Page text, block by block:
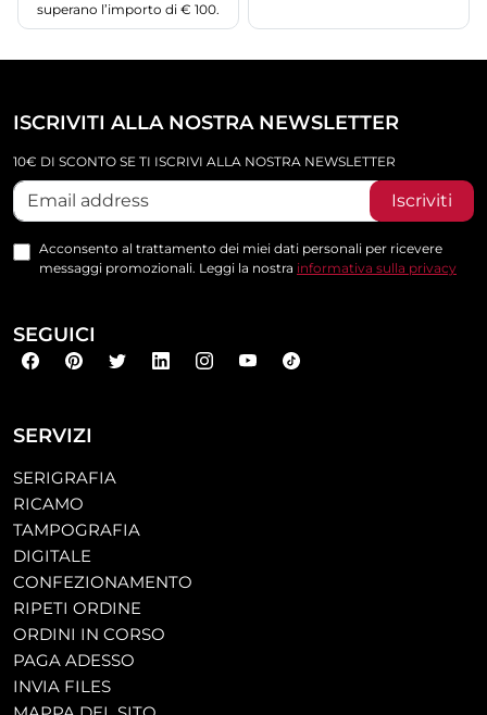
superano l’importo di € 100.
SERVIZI
SERIGRAFIA
RICAMO
TAMPOGRAFIA
DIGITALE
CONFEZIONAMENTO
RIPETI ORDINE
ORDINI IN CORSO
PAGA ADESSO
INVIA FILES
ISCRIVITI ALLA NOSTRA NEWSLETTER
10€ DI SCONTO SE TI ISCRIVI ALLA NOSTRA NEWSLETTER
Iscriviti
Acconsento al trattamento dei miei dati personali per ricevere
messaggi promozionali. Leggi la nostra informativa sulla privacy
SEGUICI